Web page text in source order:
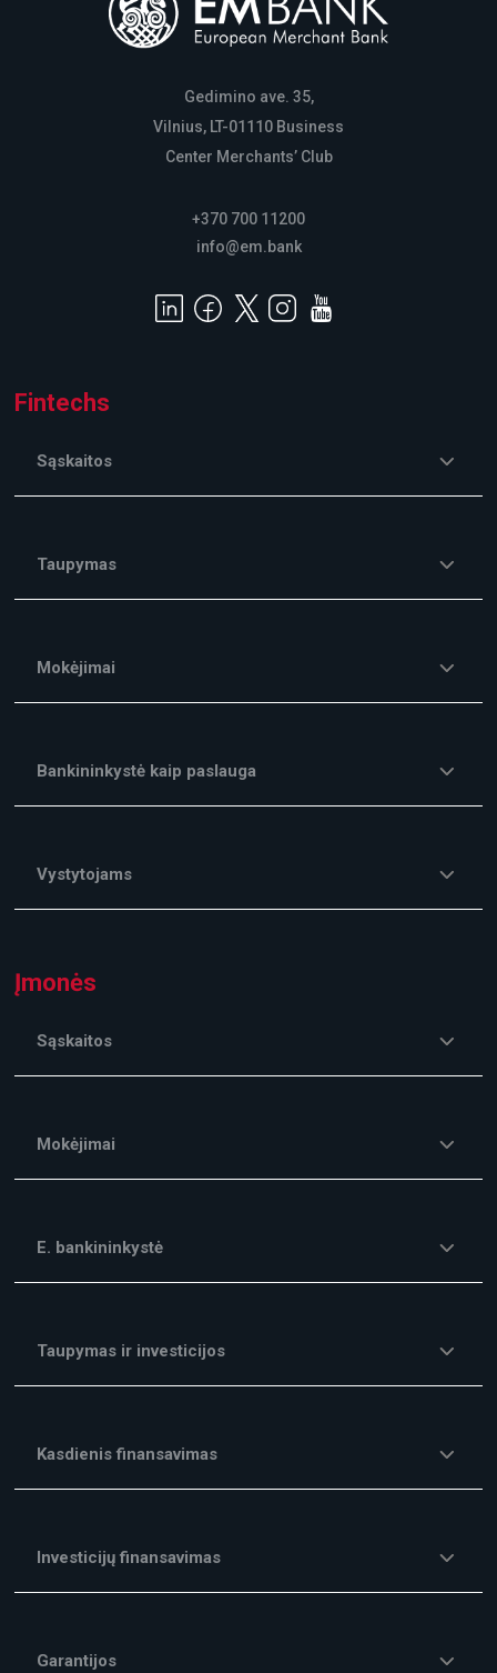
Gedimino ave. 35,
Vilnius, LT-01110 Business
Center Merchants’ Club
+370 700 11200
info@em.bank
Fintechs
Sąskaitos
Taupymas
Mokėjimai
Bankininkystė kaip paslauga
Vystytojams
Įmonės
Sąskaitos
Mokėjimai
E. bankininkystė
Taupymas ir investicijos
Kasdienis finansavimas
Investicijų finansavimas
Garantijos